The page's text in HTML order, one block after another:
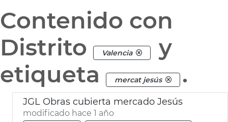
Contenido con
Distrito
Valencia
y
etiqueta
mercat jesús .
JGL Obras cubierta mercado Jesús
modificado hace 1 año